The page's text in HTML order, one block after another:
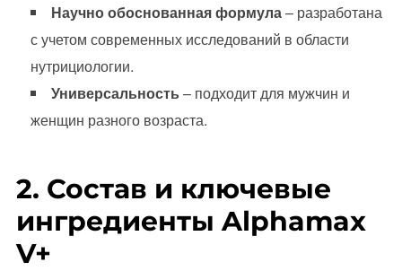
Научно обоснованная формула– разработана
с учетом современных исследований в области
нутрициологии.
Универсальность – подходит для мужчин и
женщин разного возраста.
2. Состав и ключевые
ингредиенты Alphamax
V+